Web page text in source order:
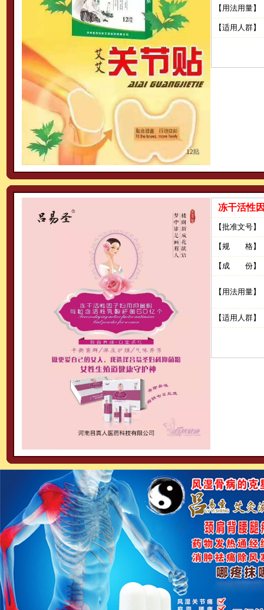
【用法用量】
【适用人群】
冻干活性
【批准文号】
【规 格】
【成 份】
【用法用量】
【适用人群】